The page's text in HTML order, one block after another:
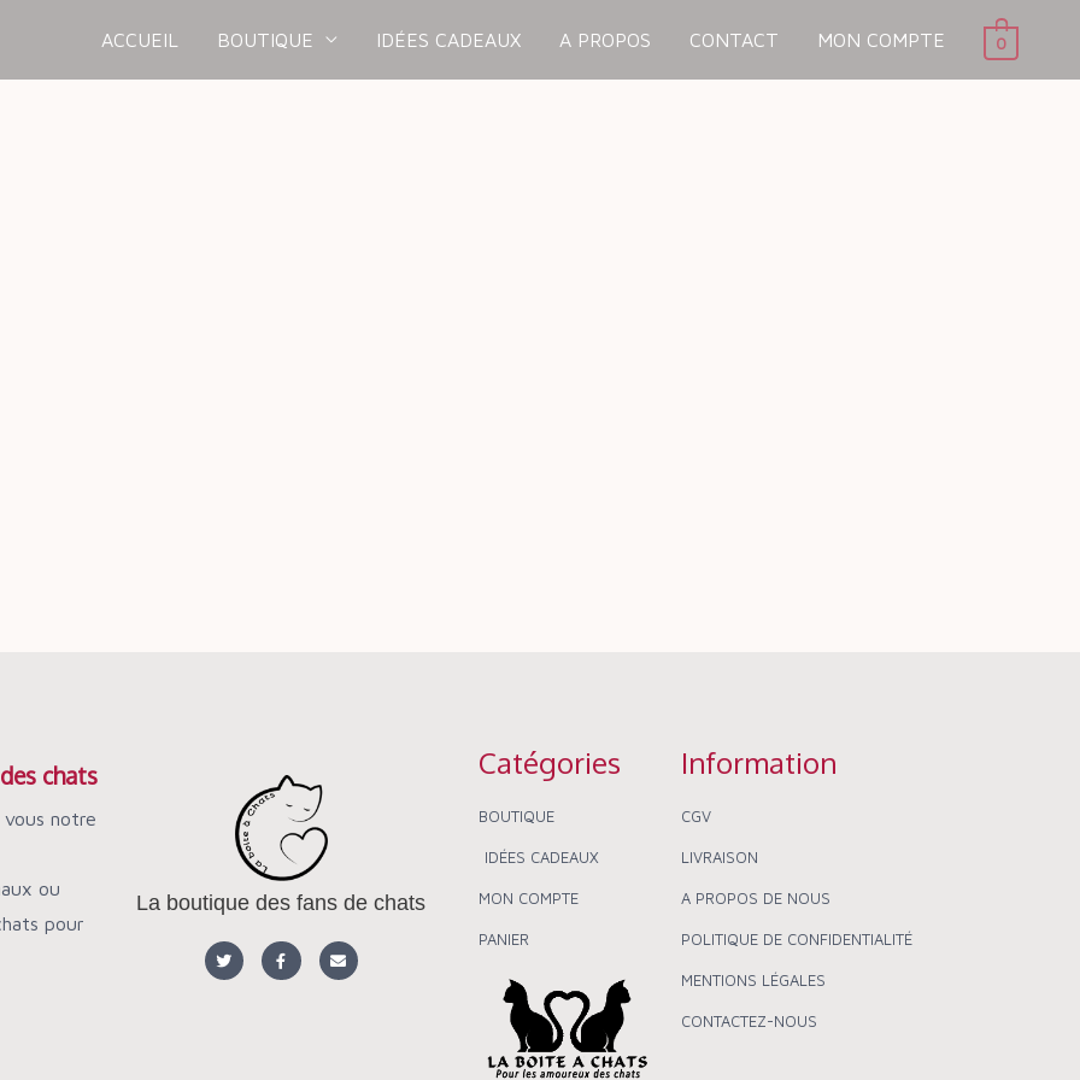
ACCUEIL BOUTIQUE IDÉES CADEAUX A PROPOS CONTACT MON COMPTE 0
chats
notre
ou
pour
La boutique des fans de chats
T
w
i
F
a
c
E
n
v
Catégories
BOUTIQUE
IDÉES CADEAUX
MON COMPTE
PANIER
Information
CGV
LIVRAISON
A PROPOS DE NOUS
POLITIQUE DE CONFIDENTIALITÉ
MENTIONS LÉGALES
CONTACTEZ-NOUS